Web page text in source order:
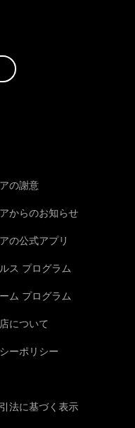
の謝意
からのお知らせ
の公式アプリ
ス プログラム
ム プログラム
について
ーポリシー
法に基づく表示